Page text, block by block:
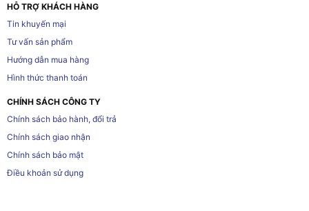
HỖ TRỢ KHÁCH HÀNG
Tin khuyến mại
Tư vấn sản phẩm
Hướng dẫn mua hàng
Hình thức thanh toán
CHÍNH SÁCH CÔNG TY
Chính sách bảo hành, đổi trả
Chính sách giao nhận
Chính sách bảo mật
Điều khoản sử dụng